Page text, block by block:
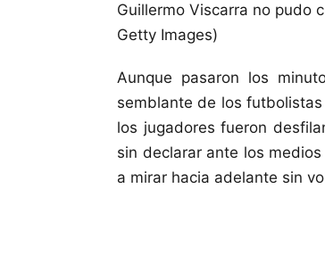
Guillermo Viscarra no pudo
Getty Images)
Aunque pasaron los
semblante de los
los jugadores fueron
sin declarar ante los
a mirar hacia adelante sin